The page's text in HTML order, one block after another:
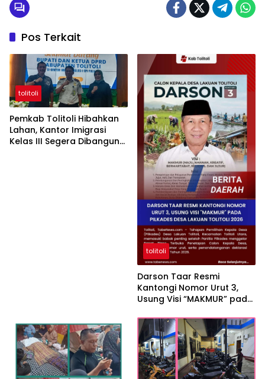
Pos Terkait
tolitoli
Pemkab Tolitoli Hibahkan
Lahan, Kantor Imigrasi
Kelas III Segera Dibangun
tolitoli
Darson Taar Resmi
Kantongi Nomor Urut 3,
Usung Visi “MAKMUR” pada
Tolitoli 2026